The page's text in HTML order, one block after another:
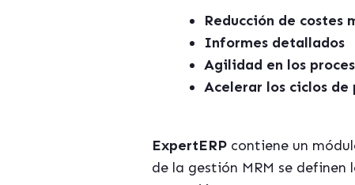
Reducción de
Informes detallados
Agilidad en los
Acelerar los ciclos de
ExpertERP contiene un
de la gestión MRM se